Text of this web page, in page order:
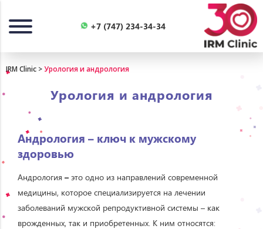
+7 (747) 234-34-34
IRM Clinic >Урология и андрология
Урология и андрология
Андрология – ключ к мужскому
здоровью
Андрология – это одно из направлений современной
медицины, которое специализируется на лечении
заболеваний мужской репродуктивной системы – как
врожденных, так и приобретенных. К ним относятся: